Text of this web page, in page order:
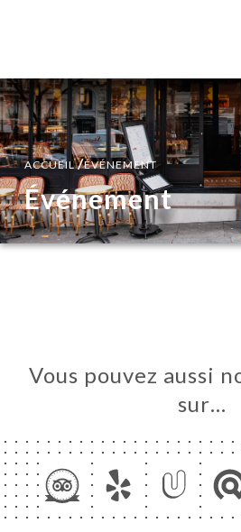
ACCUEIL/ÉVÉNEMENT
Événement
Vous pouvez aussi
sur…